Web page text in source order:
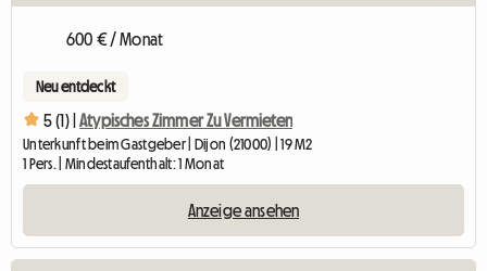
600 € / Monat
Neu entdeckt
5 (1) | Atypisches Zimmer Zu Vermieten
Unterkunft beim Gastgeber | Dijon (21000) | 19 M2
1 Pers. | Mindestaufenthalt: 1 Monat
Anzeige ansehen